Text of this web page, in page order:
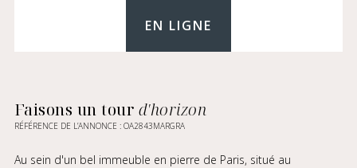
EN LIGNE
Faisons un tour d'horizon
RÉFÉRENCE DE L’ANNONCE : OA2843MARGRA
Au sein d'un bel immeuble en pierre de Paris, situé au